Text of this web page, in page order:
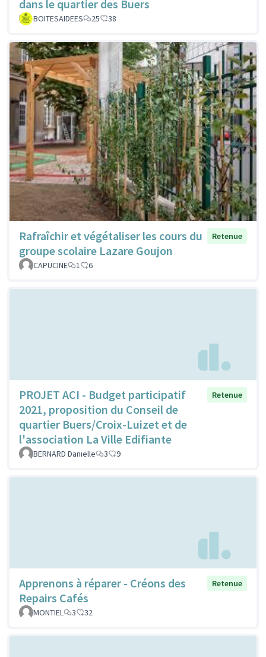
dans le quartier des Buers
BOITESAIDEES 25 38
Rafraîchir et végétaliser les cours du
groupe scolaire Lazare Goujon
Retenue
CAPUCINE 1 6
PROJET ACI - Budget participatif
2021, proposition du Conseil de
quartier Buers/Croix-Luizet et de
l'association La Ville Edifiante
Retenue
BERNARD Danielle 3 9
Apprenons à réparer - Créons des
Repairs Cafés
Retenue
MONTIEL 3 32